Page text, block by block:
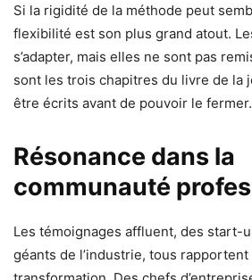
Si la rigidité de la méthode peut
flexibilité est son plus grand atout.
s’adapter, mais elles ne sont pas
sont les trois chapitres du livre de la
être écrits avant de pouvoir le fermer.
Résonance dans la
communauté
Les témoignages affluent, des start-
géants de l’industrie, tous